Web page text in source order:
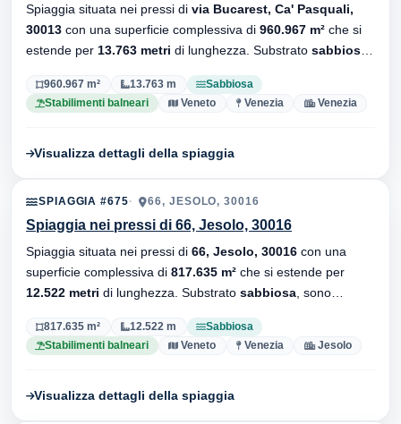
Spiaggia situata nei pressi di via Bucarest, Ca' Pasquali,
30013 con una superficie complessiva di 960.967 m² che si
estende per 13.763 metri di lunghezza. Substrato sabbiosa
960.967 m² 13.763 m
Sabbiosa
Stabilimenti balneari
Veneto Venezia Venezia
Visualizza dettagli della spiaggia
SPIAGGIA #675 66, JESOLO, 30016
Spiaggia nei pressi di 66, Jesolo, 30016
Spiaggia situata nei pressi di 66, Jesolo, 30016 con una
superficie complessiva di 817.635 m² che si estende per
12.522 metri di lunghezza. Substrato sabbiosa , sono
817.635 m² 12.522 m
Sabbiosa
Stabilimenti balneari
Veneto Venezia Jesolo
Visualizza dettagli della spiaggia